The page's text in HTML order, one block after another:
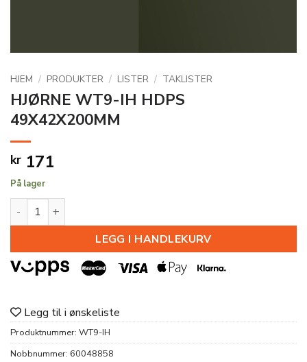
HJEM / PRODUKTER / LISTER / TAKLISTER
HJØRNE WT9-IH HDPS
49X42X200MM
kr 171
På lager
HJØRNE WT9-IH HDPS 49X42X200MM antall
LEGG I HANDLEKURV
Legg til i ønskeliste
Produktnummer: WT9-IH
Nobbnummer: 60048858